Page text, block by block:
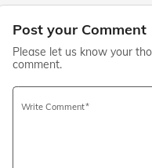
Post your Comment
Please let us know your
comment.
Write Comment